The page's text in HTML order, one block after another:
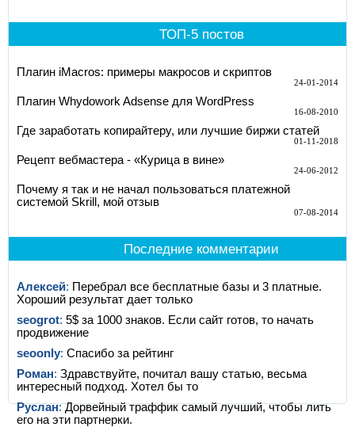
ТОП-5 постов
Плагин iMacros: примеры макросов и скриптов
24-01-2014
Плагин Whydowork Adsense для WordPress
16-08-2010
Где заработать копирайтеру, или лучшие биржи статей
01-11-2018
Рецепт вебмастера - «Курица в вине»
24-06-2012
Почему я так и не начал пользоваться платежной
системой Skrill, мой отзыв
07-08-2014
Последние комментарии
Алексей: Перебрал все бесплатные базы и 3 платные.
Хороший результат дает только
seogrot: 5$ за 1000 знаков. Если сайт готов, то начать
продвижение
seoonly: Спасибо за рейтинг
Роман: Здравствуйте, почитал вашу статью, весьма
интересный подход. Хотел бы то
Руслан:Дорвейный траффик самый лучший, чтобы лить
его на эти партнерки.